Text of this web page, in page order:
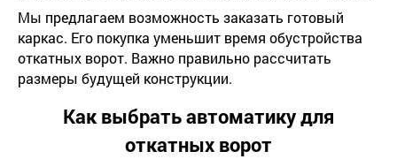
Мы предлагаем возможность заказать готовый
каркас. Его покупка уменьшит время обустройства
откатных ворот. Важно правильно рассчитать
размеры будущей конструкции.
Как выбрать автоматику для
откатных ворот